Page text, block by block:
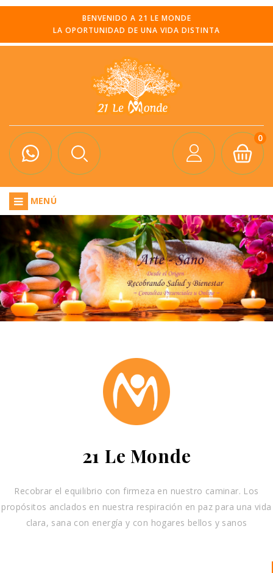
BENVENIDO A 21 LE MONDE
LA OPORTUNIDAD DE UNA VIDA DISTINTA
0
MENÚ
21 Le Monde
Recobrar el equilibrio con firmeza en nuestro caminar. Los
propósitos anclados en nuestra respiración en paz para una vida
clara, sana con energía y con hogares bellos y sanos